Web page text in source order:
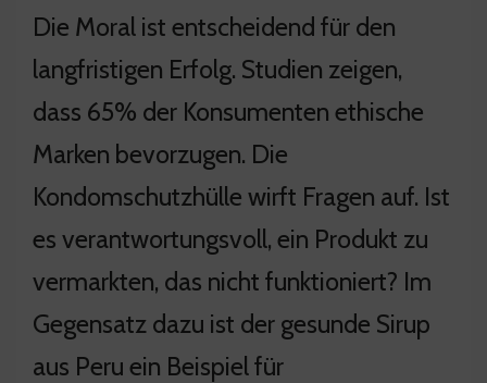
Die Moral ist entscheidend für den
langfristigen Erfolg. Studien zeigen,
dass 65% der Konsumenten ethische
Marken bevorzugen. Die
Kondomschutzhülle wirft Fragen auf. Ist
es verantwortungsvoll, ein Produkt zu
vermarkten, das nicht funktioniert? Im
Gegensatz dazu ist der gesunde Sirup
aus Peru ein Beispiel für